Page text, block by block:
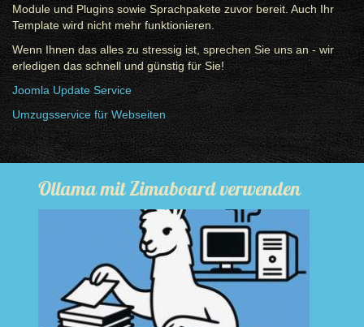
Module und Plugins sowie Sprachpakete zuvor bereit. Auch Ihr
Template wird nicht mehr funktionieren.
Wenn Ihnen das alles zu stressig ist, sprechen Sie uns an - wir
erledigen das schnell und günstig für Sie!
Joomla Update Service
Umzugsservice für Webseiten
Ollama mit Zimaboard verwenden